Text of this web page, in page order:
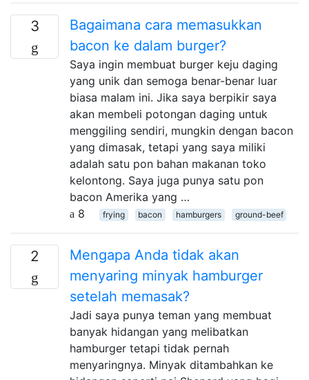
3
Bagaimana cara memasukkan
bacon ke dalam burger?
Saya ingin membuat burger keju daging
yang unik dan semoga benar-benar luar
biasa malam ini. Jika saya berpikir saya
akan membeli potongan daging untuk
menggiling sendiri, mungkin dengan bacon
yang dimasak, tetapi yang saya miliki
adalah satu pon bahan makanan toko
kelontong. Saya juga punya satu pon
bacon Amerika yang …
8
frying bacon hamburgers ground-beef
2
Mengapa Anda tidak akan
menyaring minyak hamburger
setelah memasak?
Jadi saya punya teman yang membuat
banyak hidangan yang melibatkan
hamburger tetapi tidak pernah
menyaringnya. Minyak ditambahkan ke